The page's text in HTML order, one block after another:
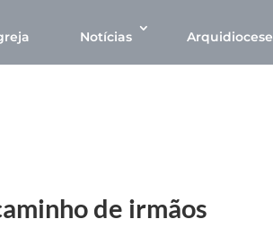
Notícias Arquidiocese
de irmãos